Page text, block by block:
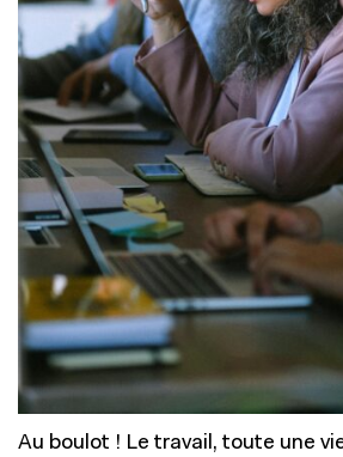
Au boulot ! Le travail, toute une